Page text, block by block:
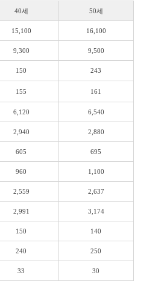
40세 50세
15,100 16,100
9,300 9,500
150 243
155 161
6,120 6,540
2,940 2,880
605 695
960 1,100
2,559 2,637
2,991 3,174
150 140
240 250
33 30